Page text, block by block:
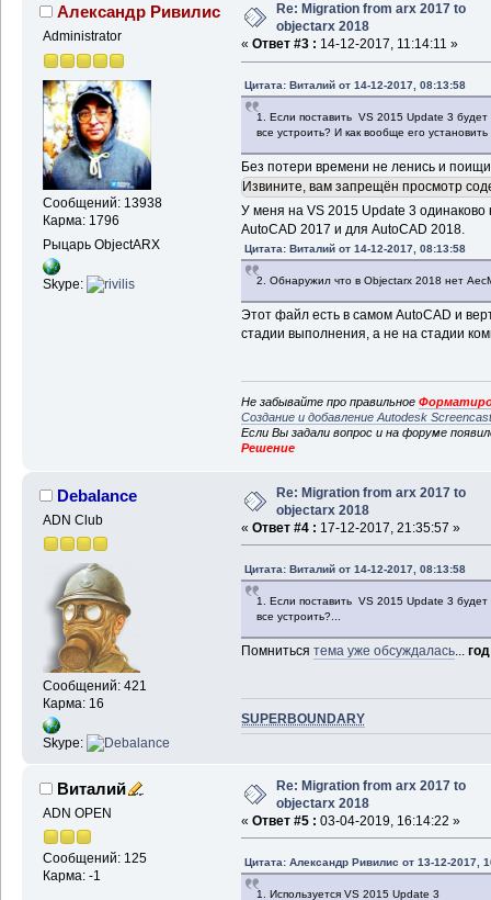
Александр Ривилис
Administrator
Сообщений: 13938
Карма: 1796
Рыцарь ObjectARX
Skype:
Re: Migration from arx 2017 to
objectarx 2018
« Ответ #3 : 14-12-2017, 11:14:11 »
Цитата: Виталий от 14-12-2017, 08:13:58
1. Если поставить VS 2015 Update 3 будет
все устроить? И как вообще его
Без потери времени не ленись и
Извините, вам запрещён просмотр
У меня на VS 2015 Update 3
AutoCAD 2017 и для AutoCAD 2018.
Цитата: Виталий от 14-12-2017, 08:13:58
2. Обнаружил что в Objectarx 2018 нет
Этот файл есть в самом AutoCAD и
стадии выполнения, а не на стадии
Не забывайте про правильное
Создание и добавление Autodesk
Если Вы задали вопрос и на форуме
Решение
Debalance
ADN Club
Сообщений: 421
Карма: 16
Skype:
Re: Migration from arx 2017 to
objectarx 2018
« Ответ #4 : 17-12-2017, 21:35:57 »
Цитата: Виталий от 14-12-2017, 08:13:58
1. Если поставить VS 2015 Update 3 будет
все устроить?...
Помниться тема уже обсуждалась...
SUPERBOUNDARY
Виталий
ADN OPEN
Сообщений: 125
Карма: -1
Re: Migration from arx 2017 to
objectarx 2018
« Ответ #5 : 03-04-2019, 16:14:22 »
Цитата: Александр Ривилис от 13-12-2017,
1. Используется VS 2015 Update 3